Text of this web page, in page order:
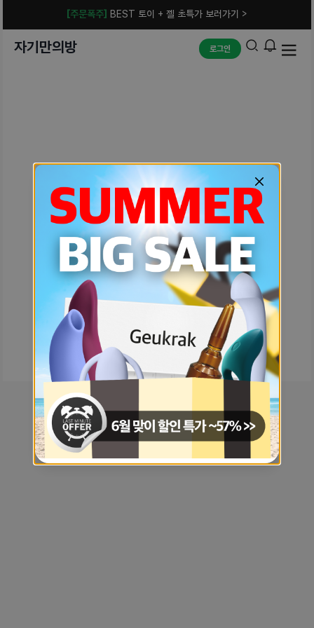
[주문폭주] BEST 토이 + 젤 초특가 보러가기 >
자기만의방 로그인
예상치 못한 에러입니다.